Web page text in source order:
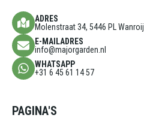
ADRES
Molenstraat 34, 5446 PL Wanroij
E-MAILADRES
info@majorgarden.nl
WHATSAPP
+31 6 45 61 14 57
PAGINA'S